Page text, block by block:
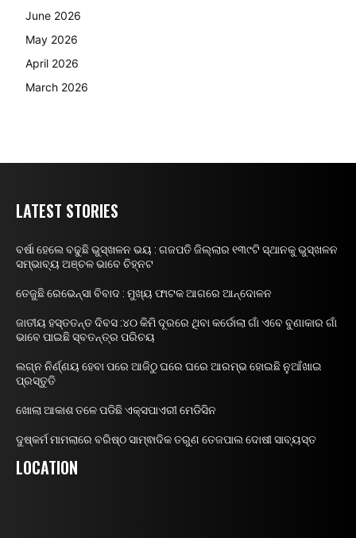
June 2026
May 2026
April 2026
March 2026
LATEST STORIES
ବର୍ଷା ହେଲେ ବଢୁଛି ଭୁସ୍ଖଳନ ଭୟ : ଗଜପତି ଜିଲ୍ଲାର ୧୩୯ଟି ସ୍ଥାନକୁ ଭୁସ୍ଖଳନ
ସମ୍ଭାବ୍ୟ ଅଞ୍ଚଳ ଭାବେ ଚିହ୍ନଟ
ତେଜୁଛି ରେଭେନ୍ସା ବିବାଦ : ମୁଖ୍ୟ ଫାଟକ ଆଗରେ ଆନ୍ଦୋଳନ
ଜାତୀୟ ହସ୍ତତନ୍ତ ଦିବସ :୪୦ କିମି ଦୂରରେ ଥିବା କର୍ଡୋଲା ଗାଁ ଏବେ ବୁଣାକାର ଗାଁ
ଭାବେ ପାଇଛି ସ୍ବତନ୍ତ୍ର ପରିଚୟ
ଲଗ୍ନ ନିର୍ଣ୍ଣୟ ହେବା ପରେ ଆଜିଠୁ ଘରେ ଘରେ ଆରମ୍ଭ ହୋଇଛି ନୁଆଁଖାଇ
ପ୍ରସ୍ତୁତି
ଖୋଲା ଆକାଶ ତଳେ ପଡିଛି ଏକ୍ସପାଏରୀ ମେଡିସିନ
ଦୁଷ୍କର୍ମ ମାମଲାରେ ବରିଷ୍ଠ ସାମ୍ଵାଦିକ ତରୁଣ ତେଜପାଲ ଦୋଷୀ ସାବ୍ୟସ୍ତ
LOCATION